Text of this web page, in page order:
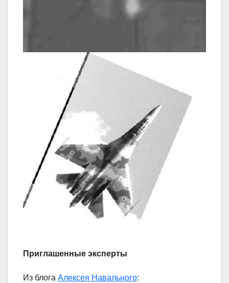
Приглашенные эксперты
Из блога Алексея Навального: